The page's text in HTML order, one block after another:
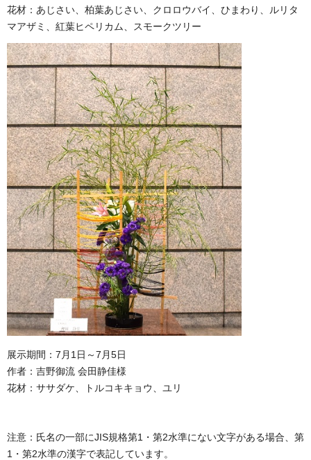
花材：あじさい、柏葉あじさい、クロロウバイ、ひまわり、ルリタ
マアザミ、紅葉ヒペリカム、スモークツリー
展示期間：7月1日～7月5日
作者：吉野御流 会田静佳様
花材：ササダケ、トルコキキョウ、ユリ
注意：氏名の一部にJIS規格第1・第2水準にない文字がある場合、第
1・第2水準の漢字で表記しています。